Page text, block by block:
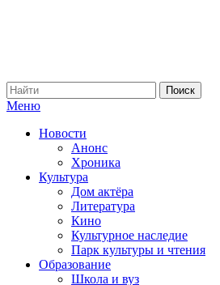
Меню
Новости
Анонс
Хроника
Культура
Дом актёра
Литература
Кино
Культурное наследие
Парк культуры и чтения
Образование
Школа и вуз